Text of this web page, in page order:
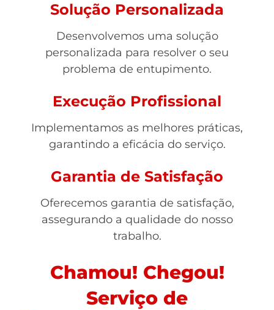
Solução Personalizada
Desenvolvemos uma solução
personalizada para resolver o seu
problema de entupimento.
Execução Profissional
Implementamos as melhores práticas,
garantindo a eficácia do serviço.
Garantia de Satisfação
Oferecemos garantia de satisfação,
assegurando a qualidade do nosso
trabalho.
Chamou! Chegou!
Serviço de